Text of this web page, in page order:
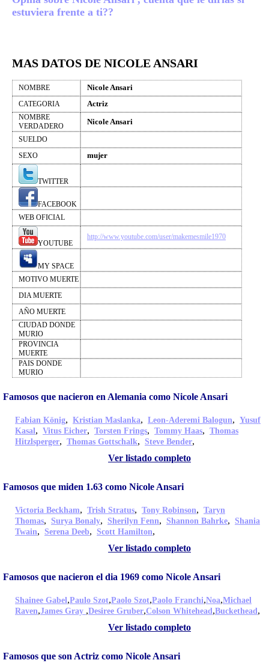
estuviera frente a ti??
MAS DATOS DE NICOLE ANSARI
NOMBRE Nicole Ansari
CATEGORIA Actriz
NOMBRE
VERDADERO
Nicole Ansari
SUELDO
SEXO
mujer
TWITTER
FACEBOOK
WEB OFICIAL
YOUTUBE
http://www.youtube.com/user/makemesmile1970
MY SPACE
MOTIVO MUERTE
DIA MUERTE
AÑO MUERTE
CIUDAD DONDE
MURIO
PROVINCIA
MUERTE
PAIS DONDE
MURIO
Famosos que nacieron en Alemania como Nicole Ansari
Fabian König, Kristian Maslanka, Leon-Aderemi Balogun, Yusuf
Kasal, Vitus Eicher, Torsten Frings, Tommy Haas, Thomas
Hitzlsperger, Thomas Gottschalk, Steve Bender,
Ver listado completo
Famosos que miden 1.63 como Nicole Ansari
Victoria Beckham, Trish Stratus, Tony Robinson, Taryn
Thomas, Surya Bonaly, Sherilyn Fenn, Shannon Bahrke, Shania
Twain, Serena Deeb, Scott Hamilton,
Ver listado completo
Famosos que nacieron el dia 1969 como Nicole Ansari
Shainee Gabel,Paulo Szot,Paolo Szot,Paolo Franchi,Noa,Michael
Raven,James Gray ,Desiree Gruber,Colson Whitehead,Buckethead,
Ver listado completo
Famosos que son Actriz como Nicole Ansari